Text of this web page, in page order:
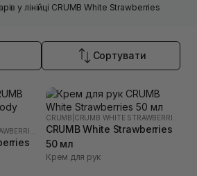
у лінійці CRUMB White Strawberries
Сортувати
CRUMB
CRUMB White Strawberries
50 мл
Крем для рук